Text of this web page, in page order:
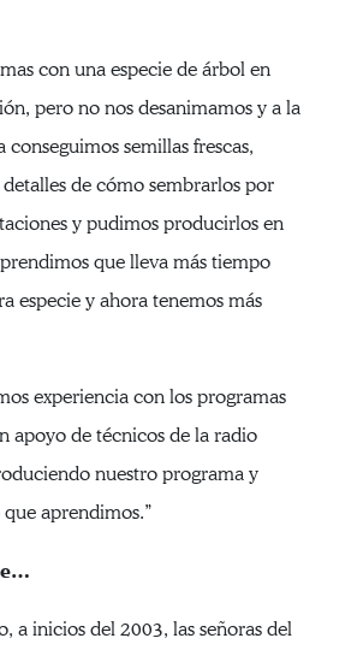
con una especie de árbol en
pero no nos desanimamos y a la
conseguimos semillas frescas,
de cómo sembrarlos por
y pudimos producirlos en
que lleva más tiempo
especie y ahora tenemos más
experiencia con los programas
apoyo de técnicos de la radio
nuestro programa y
aprendimos.”
a inicios del 2003, las señoras del